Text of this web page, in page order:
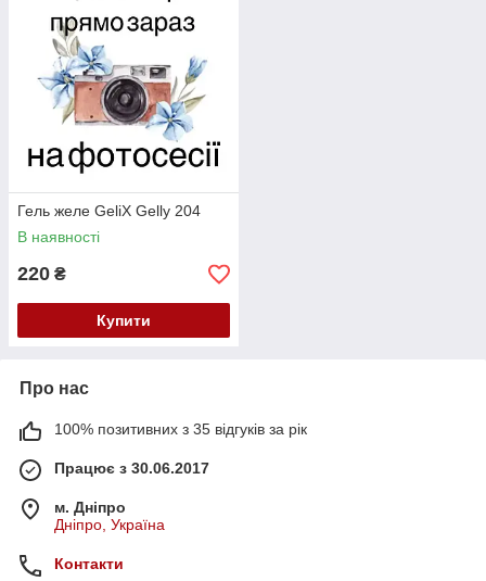
Гель желе GeliX Gelly 204
В наявності
220 ₴
Купити
Про нас
100% позитивних з 35 відгуків за рік
Працює з 30.06.2017
м. Дніпро
Дніпро, Україна
Контакти